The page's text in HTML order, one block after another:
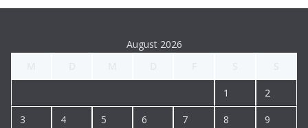
August 2026
1 2
3 4 5 6 7 8 9